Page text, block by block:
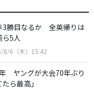
3勝目なるか 全英帰りは
ら5人
8/6（木）15:42
ヤングが大会70年ぶり
ら最高」